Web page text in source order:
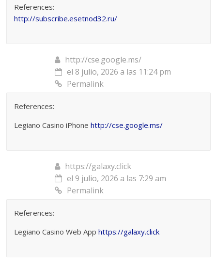
References:
http://subscribe.esetnod32.ru/
http://cse.google.ms/
el 8 julio, 2026 a las 11:24 pm
Permalink
References:
Legiano Casino iPhonehttp://cse.google.ms/
https://galaxy.click
el 9 julio, 2026 a las 7:29 am
Permalink
References:
Legiano Casino Web Apphttps://galaxy.click